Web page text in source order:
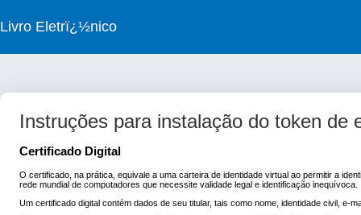
Livro Eletrï¿½nico
Instruções para instalação do token de
Certificado Digital
O certificado, na prática, equivale a uma carteira de identidade virtual ao permitir a
rede mundial de computadores que necessite validade legal e identificação inequívoca.
Um certificado digital contém dados de seu titular, tais como nome, identidade civil, e-